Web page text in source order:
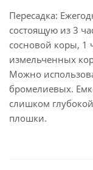
Пересадка:
состоящую из 3
сосновой коры, 1
измельченных
Можно
бромелиевых.
слишком
плошки.